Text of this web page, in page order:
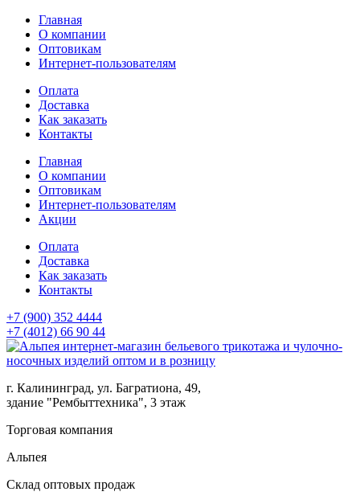
Главная
О компании
Оптовикам
Интернет-пользователям
Оплата
Доставка
Как заказать
Контакты
Главная
О компании
Оптовикам
Интернет-пользователям
Акции
Оплата
Доставка
Как заказать
Контакты
+7 (900) 352 4444
+7 (4012) 66 90 44
г. Калининград, ул. Багратиона, 49,
здание "Рембыттехника", 3 этаж
Торговая компания
Альпея
Склад оптовых продаж